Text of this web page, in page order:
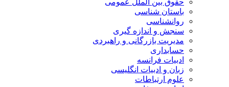
باستان شناسی
روانشناسی
سنجش و اندازه گیری
مدیریت بازرگانی و راهبردی
حسابداری
ادبیات فرانسه
زبان و ادبیات انگلیسی
علوم ارتباطات